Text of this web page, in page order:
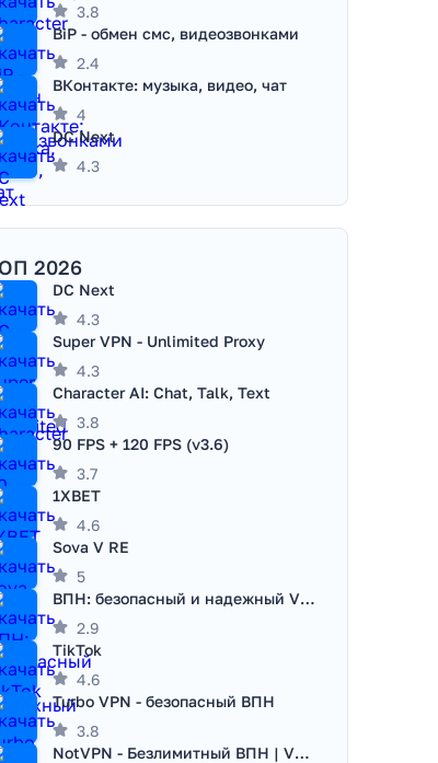
3.8
BiP - обмен смс, видеозвонками
2.4
ВКонтакте: музыка, видео, чат
4
DC Next
4.3
2026
DC Next
4.3
Super VPN - Unlimited Proxy
4.3
Character AI: Chat, Talk, Text
3.8
90 FPS + 120 FPS (v3.6)
3.7
1XBET
4.6
Sova V RE
5
ВПН: безопасный и надежный VPN
2.9
TikTok
4.6
Turbo VPN - безопасный ВПН
3.8
NotVPN - Безлимитный ВПН | VPN